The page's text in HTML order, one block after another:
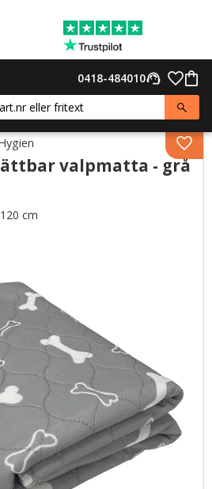
support_agent
0418-484010
valpmatta - grå
cm